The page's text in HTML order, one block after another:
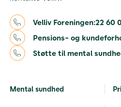
Velliv Foreningen:22 60
Pensions- og
Støtte til mental
Mental sundhed